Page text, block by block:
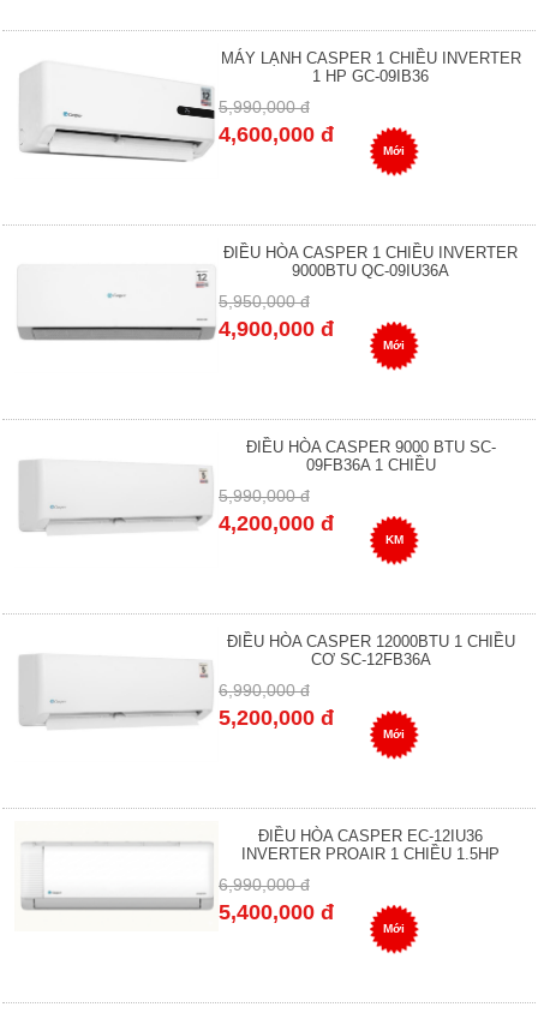
MÁY LẠNH CASPER 1 CHIỀU INVERTER
1 HP GC-09IB36
5,990,000 đ
4,600,000 đ
Mới
ĐIỀU HÒA CASPER 1 CHIỀU INVERTER
9000BTU QC-09IU36A
5,950,000 đ
4,900,000 đ
Mới
ĐIỀU HÒA CASPER 9000 BTU SC-
09FB36A 1 CHIỀU
5,990,000 đ
4,200,000 đ
KM
ĐIỀU HÒA CASPER 12000BTU 1 CHIỀU
CƠ SC-12FB36A
6,990,000 đ
5,200,000 đ
Mới
ĐIỀU HÒA CASPER EC-12IU36
INVERTER PROAIR 1 CHIỀU 1.5HP
6,990,000 đ
5,400,000 đ
Mới